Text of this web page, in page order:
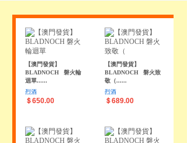
【澳門發貨】
BLADNOCH
磐火輪
迴單......
烈酒
＄650.00
【澳門發貨】
BLADNOCH
磐火致
敬（......
烈酒
＄689.00